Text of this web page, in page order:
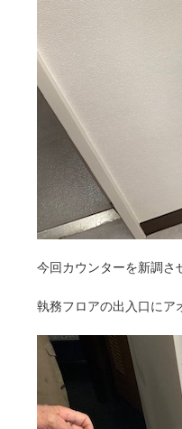
今回カウンターを新調さ
執務フロアの出入口にア